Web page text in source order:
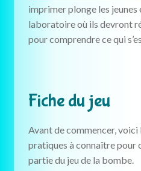
imprimer plonge les jeunes
laboratoire où ils devront
pour comprendre ce qui
Fiche du jeu
Avant de commencer,
pratiques à connaître pour
partie du jeu de la bombe.